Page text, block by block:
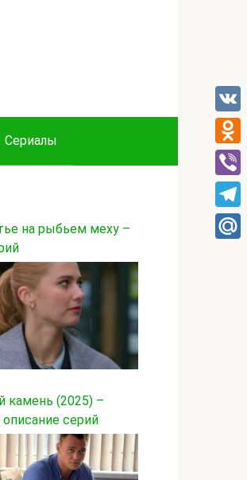
Сериалы
на рыбьем меху –
камень (2025) –
серий
VK
Viber